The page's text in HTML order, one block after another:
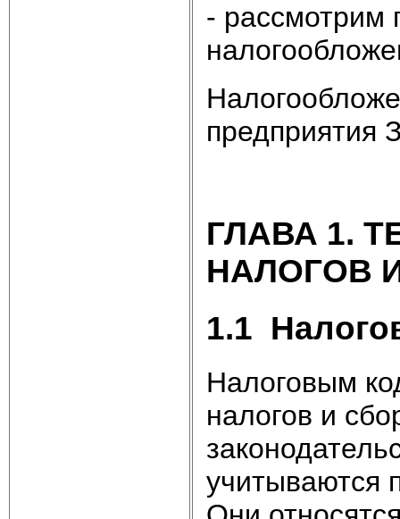
- рассмотрим
предприятия
ГЛАВА 1.
НАЛОГОВ
1.1
Налоговым
налогов и
учитываются